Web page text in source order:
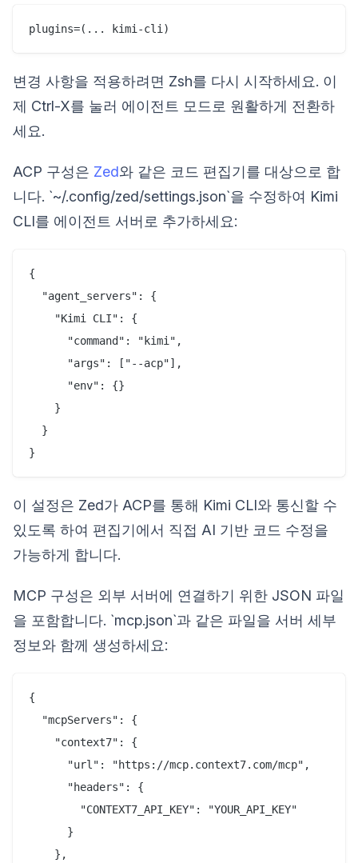
변경 사항을 적용하려면 Zsh를 다시 시작하세요. 이
제 Ctrl-X를 눌러 에이전트 모드로 원활하게 전환하
세요.
ACP 구성은 Zed와 같은 코드 편집기를 대상으로 합
니다. `~/.config/zed/settings.json`을 수정하여 Kimi
CLI를 에이전트 서버로 추가하세요:
{
  "agent_servers": {
    "Kimi CLI": {
      "command": "kimi",
      "args": ["--acp"],
      "env": {}
    }
  }
이 설정은 Zed가 ACP를 통해 Kimi CLI와 통신할 수
있도록 하여 편집기에서 직접 AI 기반 코드 수정을
가능하게 합니다.
MCP 구성은 외부 서버에 연결하기 위한 JSON 파일
을 포함합니다. `mcp.json`과 같은 파일을 서버 세부
정보와 함께 생성하세요:
{
  "mcpServers": {
    "context7": {
      "url": "https://mcp.context7.com/mcp",
      "headers": {
        "CONTEXT7_API_KEY": "YOUR_API_KEY"
      }
    },